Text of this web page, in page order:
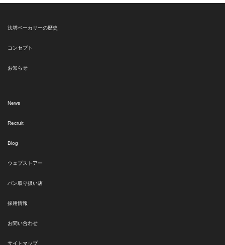
法塔ベーカリーの歴史
コンセプト
お知らせ
News
Recruit
Blog
ウェブストアー
パン取り扱い店
採用情報
お問い合わせ
サイトマップ